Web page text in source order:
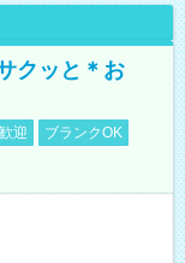
クッと＊お
迎
ブランクOK